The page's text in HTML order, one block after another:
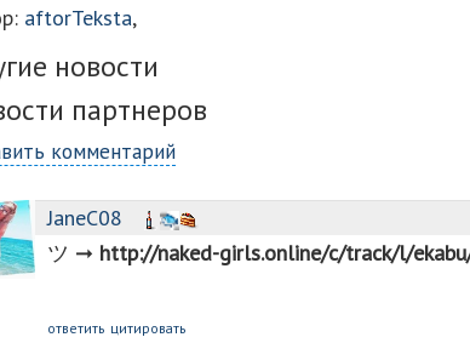
aftorTeksta,
новости
партнеров
комментарий
JaneC08
ツ︀ ︀➞︀ http://n︀a︀k︀e︀d︀-︀g︀i︀r︀ls︀.︀o︀n︀l︀i︀n︀e︀/c/track/l/
ответить цитировать